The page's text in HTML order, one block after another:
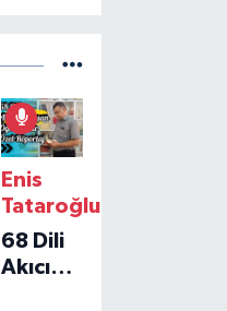
Enis
Tataroğlu
68 Dili
Akıcı